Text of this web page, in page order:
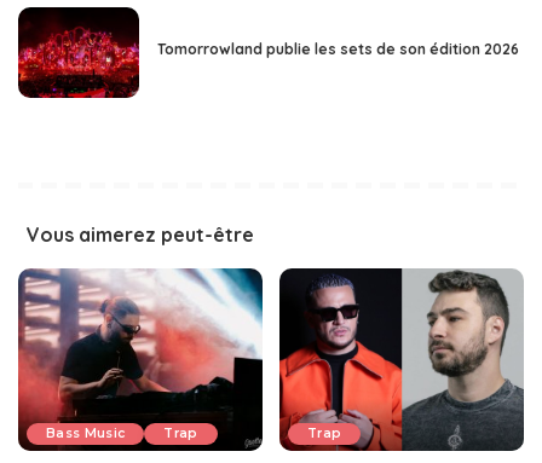
Tomorrowland publie les sets de son édition 2026
Vous aimerez peut-être
Bass Music Trap Trap